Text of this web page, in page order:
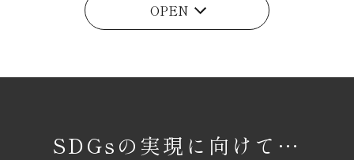
リフォーム部門設立
OPEN
SDGsの実現に向けて…